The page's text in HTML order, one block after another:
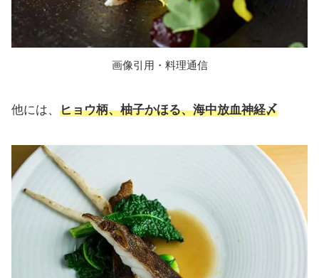
画像引用・料理通信
他には、 ヒョウ柄、柚子かほる、海中放血神経〆